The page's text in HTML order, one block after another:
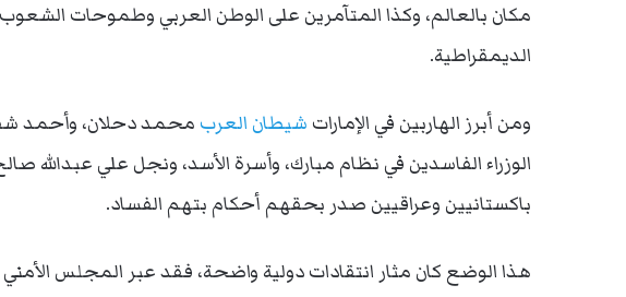
مكان بالعالم، وكذا المتآمرين على الوطن العربي وطموحات
الديمقراطية.
ومن أبرز الهاربين في الإمارات شيطان العرب محمد دحلان، وأحمد
الوزراء الفاسدين في نظام مبارك، وأسرة الأسد، ونجل علي عبدالله
باكستانيين وعراقيين صدر بحقهم أحكام بتهم الفساد.
هذا الوضع كان مثار انتقادات دولية واضحة، فقد عبر المجلس